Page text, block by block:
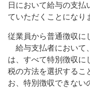
日において給与の支払
ていただくことになり
従業員から普通徴収に
給与支払者において
は、すべて特別徴収に
税の方法を選択する
お、特別徴収できない